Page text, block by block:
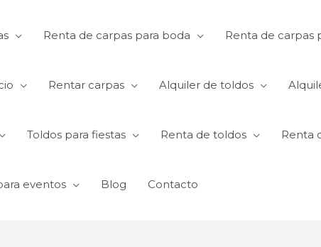
Renta de carpas para boda Renta de carpas
Rentar carpas Alquiler de toldos
Toldos para fiestas Renta de toldos Renta
eventos Blog Contacto